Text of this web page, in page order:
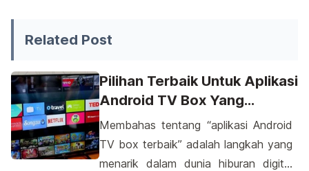
Related Post
Pilihan Terbaik Untuk Aplikasi
Android TV Box Yang
Memukau
Membahas tentang “aplikasi Android
TV box terbaik” adalah langkah yang
menarik dalam dunia hiburan digital